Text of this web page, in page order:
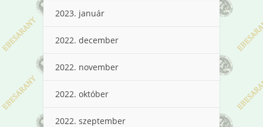
2023. január
2022. december
2022. november
2022. október
2022. szeptember